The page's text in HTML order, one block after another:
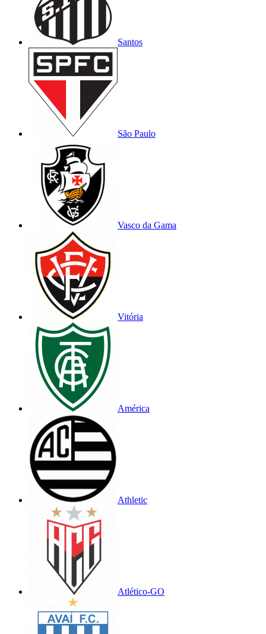
Santos
São Paulo
Vasco da Gama
Vitória
América
Athletic
Atlético-GO